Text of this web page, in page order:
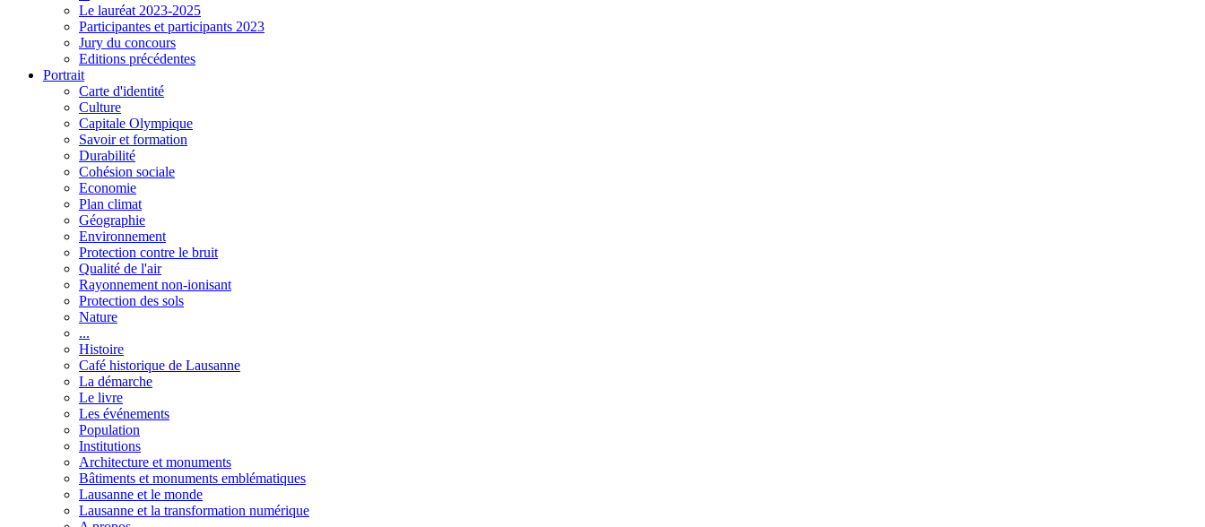
Le lauréat 2023-2025
Participantes et participants 2023
Jury du concours
Editions précédentes
Portrait
Carte d'identité
Culture
Capitale Olympique
Savoir et formation
Durabilité
Cohésion sociale
Economie
Plan climat
Géographie
Environnement
Protection contre le bruit
Qualité de l'air
Rayonnement non-ionisant
Protection des sols
Nature
...
Histoire
Café historique de Lausanne
La démarche
Le livre
Les événements
Population
Institutions
Architecture et monuments
Bâtiments et monuments emblématiques
Lausanne et le monde
Lausanne et la transformation numérique